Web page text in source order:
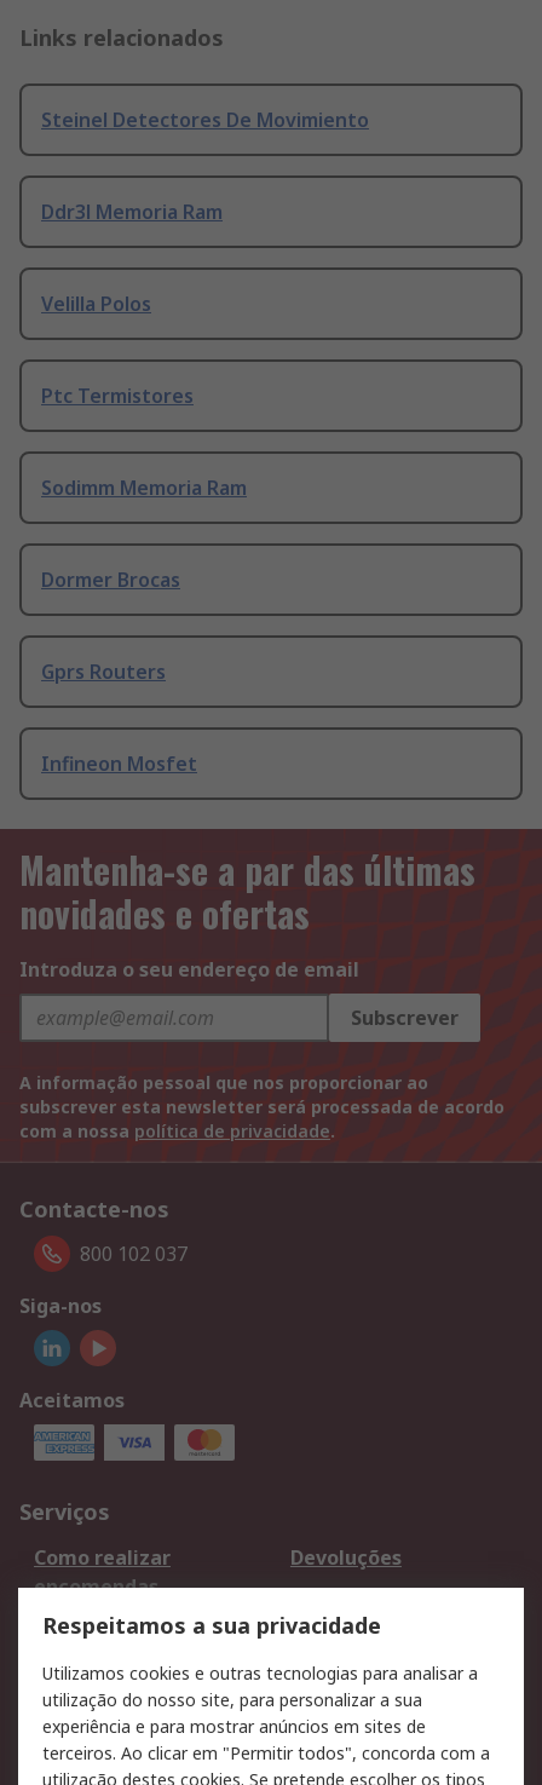
Links relacionados
Steinel Detectores De Movimiento
Ddr3l Memoria Ram
Velilla Polos
Ptc Termistores
Sodimm Memoria Ram
Dormer Brocas
Gprs Routers
Infineon Mosfet
Mantenha-se a par das últimas
novidades e ofertas
Introduza o seu endereço de email
Subscrever
A informação pessoal que nos proporcionar ao
subscrever esta newsletter será processada de acordo
com a nossa política de privacidade.
Contacte-nos
800 102 037
Siga-nos
Aceitamos
Serviços
Como realizar
encomendas
Devoluções
Formas de entrega
Qualidade e ambiente
Pagamento e
faturação
Legal
Respeitamos a sua privacidade
Utilizamos cookies e outras tecnologias para analisar a
utilização do nosso site, para personalizar a sua
experiência e para mostrar anúncios em sites de
terceiros. Ao clicar em "Permitir todos", concorda com a
utilização destes cookies. Se pretende escolher os tipos